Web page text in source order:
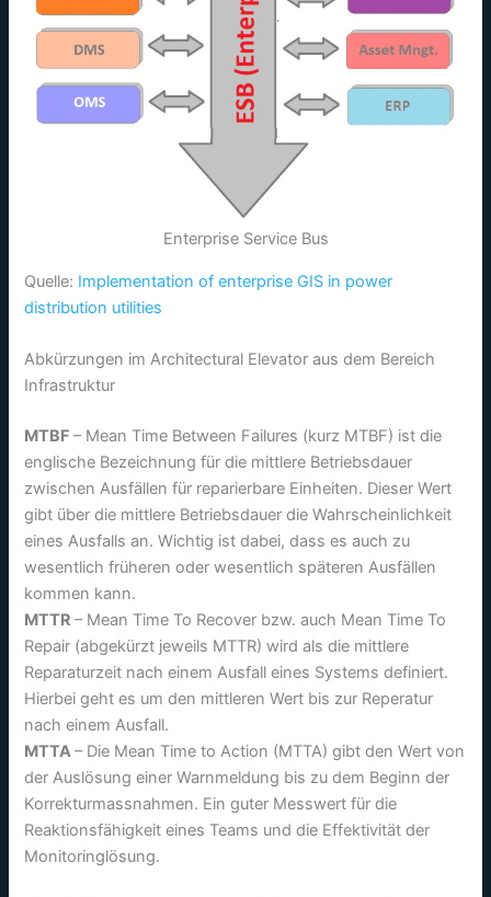
Enterprise Service Bus
Quelle: Implementation of enterprise GIS in power
distribution utilities
Abkürzungen im Architectural Elevator aus dem Bereich
Infrastruktur
MTBF– Mean Time Between Failures (kurz MTBF) ist die
englische Bezeichnung für die mittlere Betriebsdauer
zwischen Ausfällen für reparierbare Einheiten. Dieser Wert
gibt über die mittlere Betriebsdauer die Wahrscheinlichkeit
eines Ausfalls an. Wichtig ist dabei, dass es auch zu
wesentlich früheren oder wesentlich späteren Ausfällen
kommen kann.
MTTR– Mean Time To Recover bzw. auch Mean Time To
Repair (abgekürzt jeweils MTTR) wird als die mittlere
Reparaturzeit nach einem Ausfall eines Systems definiert.
Hierbei geht es um den mittleren Wert bis zur Reperatur
nach einem Ausfall.
MTTA– Die Mean Time to Action (MTTA) gibt den Wert von
der Auslösung einer Warnmeldung bis zu dem Beginn der
Korrekturmassnahmen. Ein guter Messwert für die
Reaktionsfähigkeit eines Teams und die Effektivität der
Monitoringlösung.